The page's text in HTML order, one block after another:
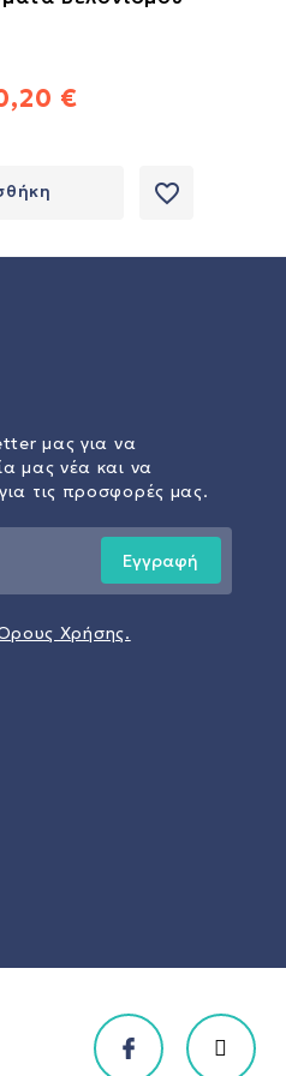
€
favorite_border
μας για να
μας νέα και να
τις προσφορές μας.
Εγγραφή
Χρήσης.